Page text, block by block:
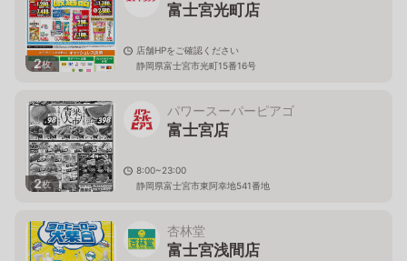
2枚
富士宮光町店
店舗HPをご確認ください
静岡県富士宮市光町15番16号
2枚
パワースーパーピアゴ
富士宮店
8:00~23:00
静岡県富士宮市東阿幸地541番地
杏林堂
富士宮浅間店